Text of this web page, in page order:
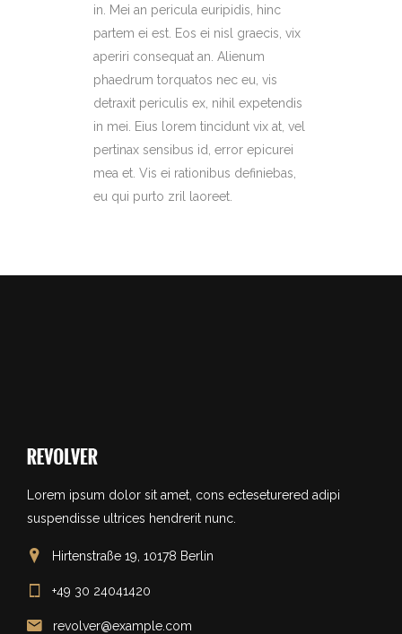
in. Mei an pericula euripidis, hinc
partem ei est. Eos ei nisl graecis, vix
aperiri consequat an. Alienum
phaedrum torquatos nec eu, vis
detraxit periculis ex, nihil expetendis
in mei. Eius lorem tincidunt vix at, vel
pertinax sensibus id, error epicurei
mea et. Vis ei rationibus definiebas,
eu qui purto zril laoreet.
Lorem ipsum dolor sit amet, cons ecteseturered adipi
suspendisse ultrices hendrerit nunc.
Hirtenstraße 19, 10178 Berlin
+49 30 24041420
revolver@example.com